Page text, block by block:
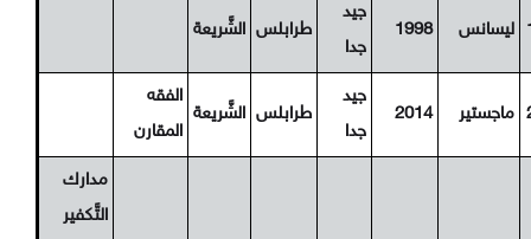
ليسانس 1998
جيد
جدا
طرابلس الشَّريعة
ماجستير 2014
جيد
جدا
طرابلس الشَّريعة
الفقه
المقارن
مدارك
التَّكفير